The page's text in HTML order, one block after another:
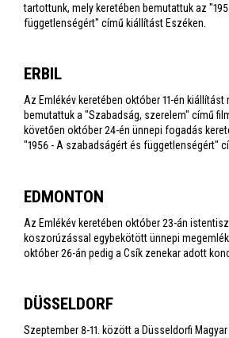
tartottunk, mely keretében bemutattuk az
függetlenségért" című kiállítást Eszéken.
ERBIL
Az Emlékév keretében október 11-én
bemutattuk a "Szabadság, szerelem" című
követően október 24-én ünnepi fogadás
"1956 - A szabadságért és függetlenségért"
EDMONTON
Az Emlékév keretében október 23-án
koszorúzással egybekötött ünnepi
október 26-án pedig a Csík zenekar adott
DÜSSELDORF
Szeptember 8-11. között a Düsseldorfi